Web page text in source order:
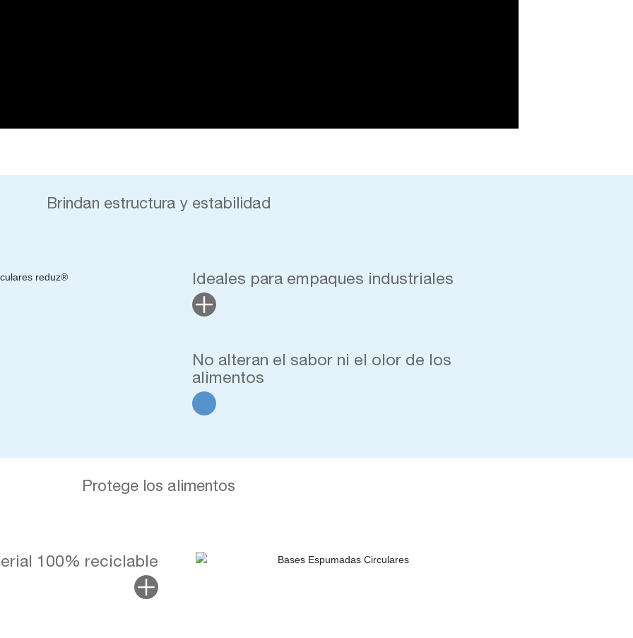
Brindan estructura y estabilidad
Ideales para empaques industriales
No alteran el sabor ni el olor de los
alimentos
Protege los alimentos
100% reciclable